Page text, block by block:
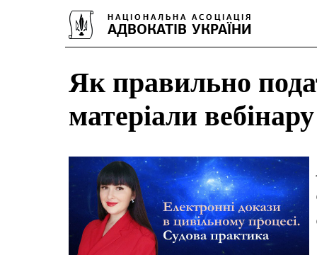
Як правильно
матеріали вебінару